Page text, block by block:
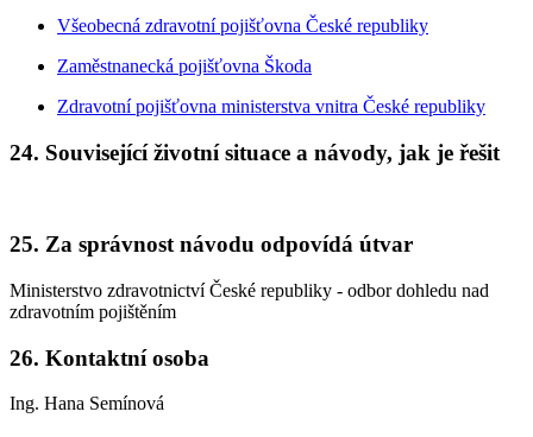
Všeobecná zdravotní pojišťovna České republiky
Zaměstnanecká pojišťovna Škoda
Zdravotní pojišťovna ministerstva vnitra České republiky
24. Související životní situace a návody, jak je řešit
25. Za správnost návodu odpovídá útvar
Ministerstvo zdravotnictví České republiky - odbor dohledu nad
zdravotním pojištěním
26. Kontaktní osoba
Ing. Hana Semínová